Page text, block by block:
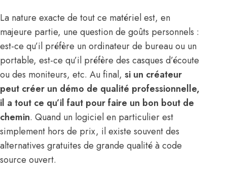
La nature exacte de tout ce matériel est, en
majeure partie, une question de goûts personnels :
est-ce qu’il préfère un ordinateur de bureau ou un
portable, est-ce qu’il préfère des casques d’écoute
ou des moniteurs, etc. Au final, si un créateur
peut créer un démo de qualité professionnelle,
il a tout ce qu’il faut pour faire un bon bout de
chemin. Quand un logiciel en particulier est
simplement hors de prix, il existe souvent des
alternatives gratuites de grande qualité à code
source ouvert.